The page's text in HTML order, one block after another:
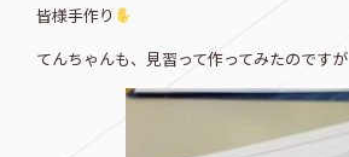
皆様手作り
てんちゃんも、見習って作ってみたのですが